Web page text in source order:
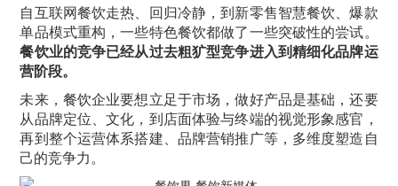
自互联网餐饮走热、回归冷静，到新零售智慧餐饮、爆款
单品模式重构，一些特色餐饮都做了一些突破性的尝试。
餐饮业的竞争已经从过去粗犷型竞争进入到精细化品牌运
营阶段。
未来，餐饮企业要想立足于市场，做好产品是基础，还要
从品牌定位、文化，到店面体验与终端的视觉形象感官，
再到整个运营体系搭建、品牌营销推广等，多维度塑造自
己的竞争力。